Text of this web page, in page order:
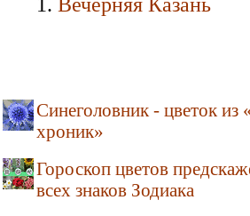
Синеголовник - цветок из
хроник»
Гороскоп цветов
всех знаков Зодиака